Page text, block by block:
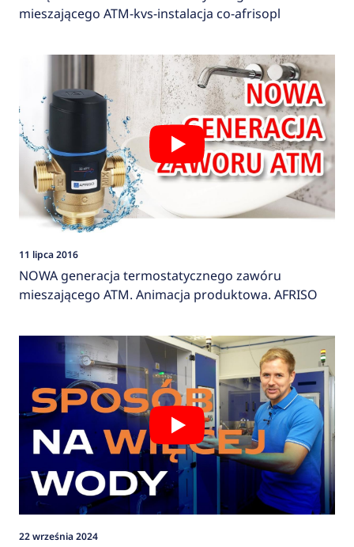
mieszającego ATM-kvs-instalacja co-afrisopl
11 lipca 2016
NOWA generacja termostatycznego zawóru
mieszającego ATM. Animacja produktowa. AFRISO
22 września 2024